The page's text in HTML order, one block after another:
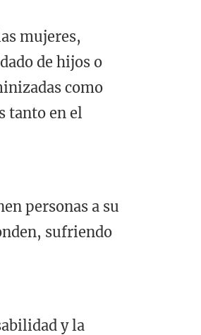
mujeres,
de hijos o
como
tanto en el
personas a su
sufriendo
y la